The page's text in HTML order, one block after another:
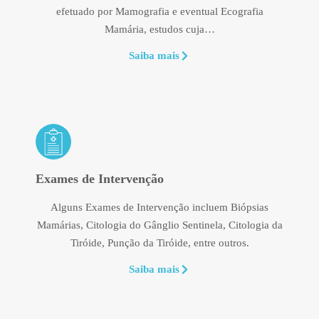
efetuado por Mamografia e eventual Ecografia
Mamária, estudos cuja…
Saiba mais
Exames de Intervenção
Alguns Exames de Intervenção incluem Biópsias
Mamárias, Citologia do Gânglio Sentinela, Citologia da
Tiróide, Punção da Tiróide, entre outros.
Saiba mais